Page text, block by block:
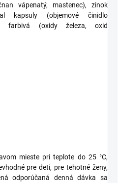
vápenatý, mastenec), zinok
kapsuly (objemové činidlo
farbivá (oxidy železa, oxid
mieste pri teplote do 25 °C,
pre deti, pre tehotné ženy,
odporúčaná denná dávka sa